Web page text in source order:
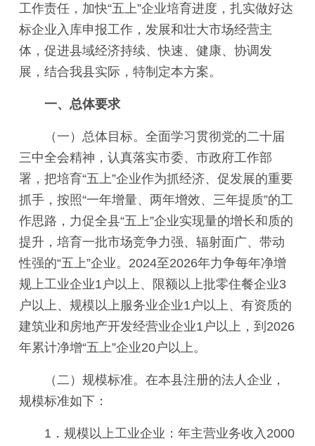
工作责任，加快“五上”企业培育进度，扎实做好达
标企业入库申报工作，发展和壮大市场经营主
体，促进县域经济持续、快速、健康、协调发
展，结合我县实际，特制定本方案。
一、总体要求
（一）总体目标。全面学习贯彻党的二十届
三中全会精神，认真落实市委、市政府工作部
署，把培育“五上”企业作为抓经济、促发展的重要
抓手，按照“一年增量、两年增效、三年提质”的工
作思路，力促全县“五上”企业实现量的增长和质的
提升，培育一批市场竞争力强、辐射面广、带动
性强的“五上”企业。2024至2026年力争每年净增
规上工业企业1户以上、限额以上批零住餐企业3
户以上、规模以上服务业企业1户以上、有资质的
建筑业和房地产开发经营业企业1户以上，到2026
年累计净增“五上”企业20户以上。
（二）规模标准。在本县注册的法人企业，
规模标准如下：
1．规模以上工业企业：年主营业务收入2000